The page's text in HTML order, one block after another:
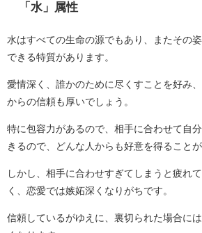
「水」属性
水はすべての生命の源でもあり、またその
できる特質があります。
愛情深く、誰かのために尽くすことを好み
からの信頼も厚いでしょう。
特に包容力があるので、相手に合わせて自
きるので、どんな人からも好意を得ることが
しかし、相手に合わせすぎてしまうと疲れ
く、恋愛では嫉妬深くなりがちです。
信頼しているがゆえに、裏切られた場合に